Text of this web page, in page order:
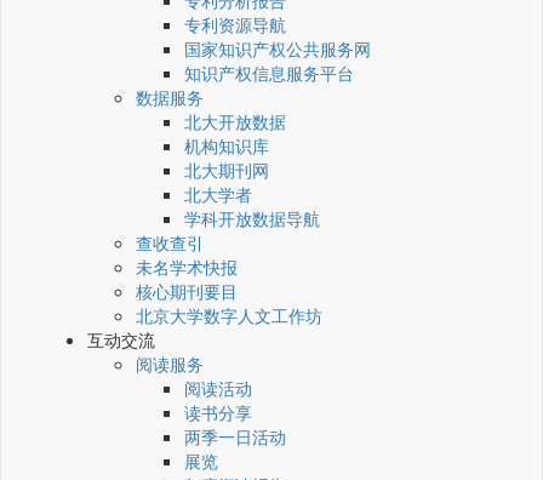
专利资源导航
国家知识产权公共服务网
知识产权信息服务平台
数据服务
北大开放数据
机构知识库
北大期刊网
北大学者
学科开放数据导航
查收查引
未名学术快报
核心期刊要目
北京大学数字人文工作坊
互动交流
阅读服务
阅读活动
读书分享
两季一日活动
展览